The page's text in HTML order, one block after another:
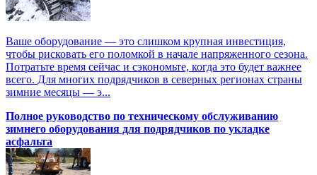
Ваше оборудование — это слишком крупная инвестиция,
чтобы рисковать его поломкой в начале напряженного сезона.
Потратьте время сейчас и сэкономьте, когда это будет важнее
всего. Для многих подрядчиков в северных регионах страны
зимние месяцы — э...
Полное руководство по техническому обслуживанию
зимнего оборудования для подрядчиков по укладке
асфальта